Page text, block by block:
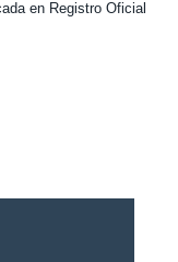
en Registro Oficial